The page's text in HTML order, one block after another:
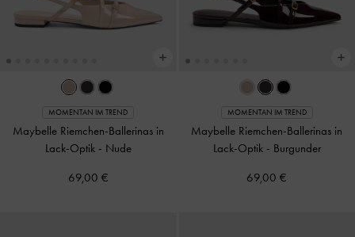
MOMENTAN IM TREND
Maybelle Riemchen-Ballerinas in
Lack-Optik - Nude
69,00 €
MOMENTAN IM TREND
Maybelle Riemchen-Ballerinas in
Lack-Optik - Burgunder
69,00 €